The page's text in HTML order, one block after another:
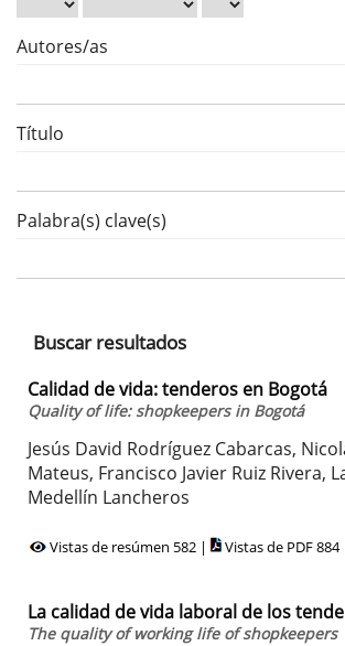
Autores/as
Título
Palabra(s) clave(s)
Buscar resultados
Calidad de vida: tenderos en Bogotá
Quality of life: shopkeepers in Bogotá
Jesús David Rodríguez Cabarcas,
Mateus, Francisco Javier Ruiz Rivera,
Medellín Lancheros
Vistas de resúmen 582 | Vistas de PDF 884
La calidad de vida laboral de los
The quality of working life of shopkeepers